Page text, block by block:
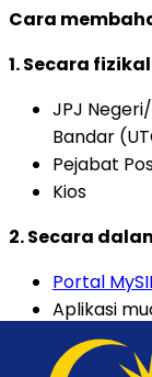
Cara
1. Secara
JPJ
Bandar
Pejabat
Kios
2. Secara
Portal
Aplikasi
Portal MyEG